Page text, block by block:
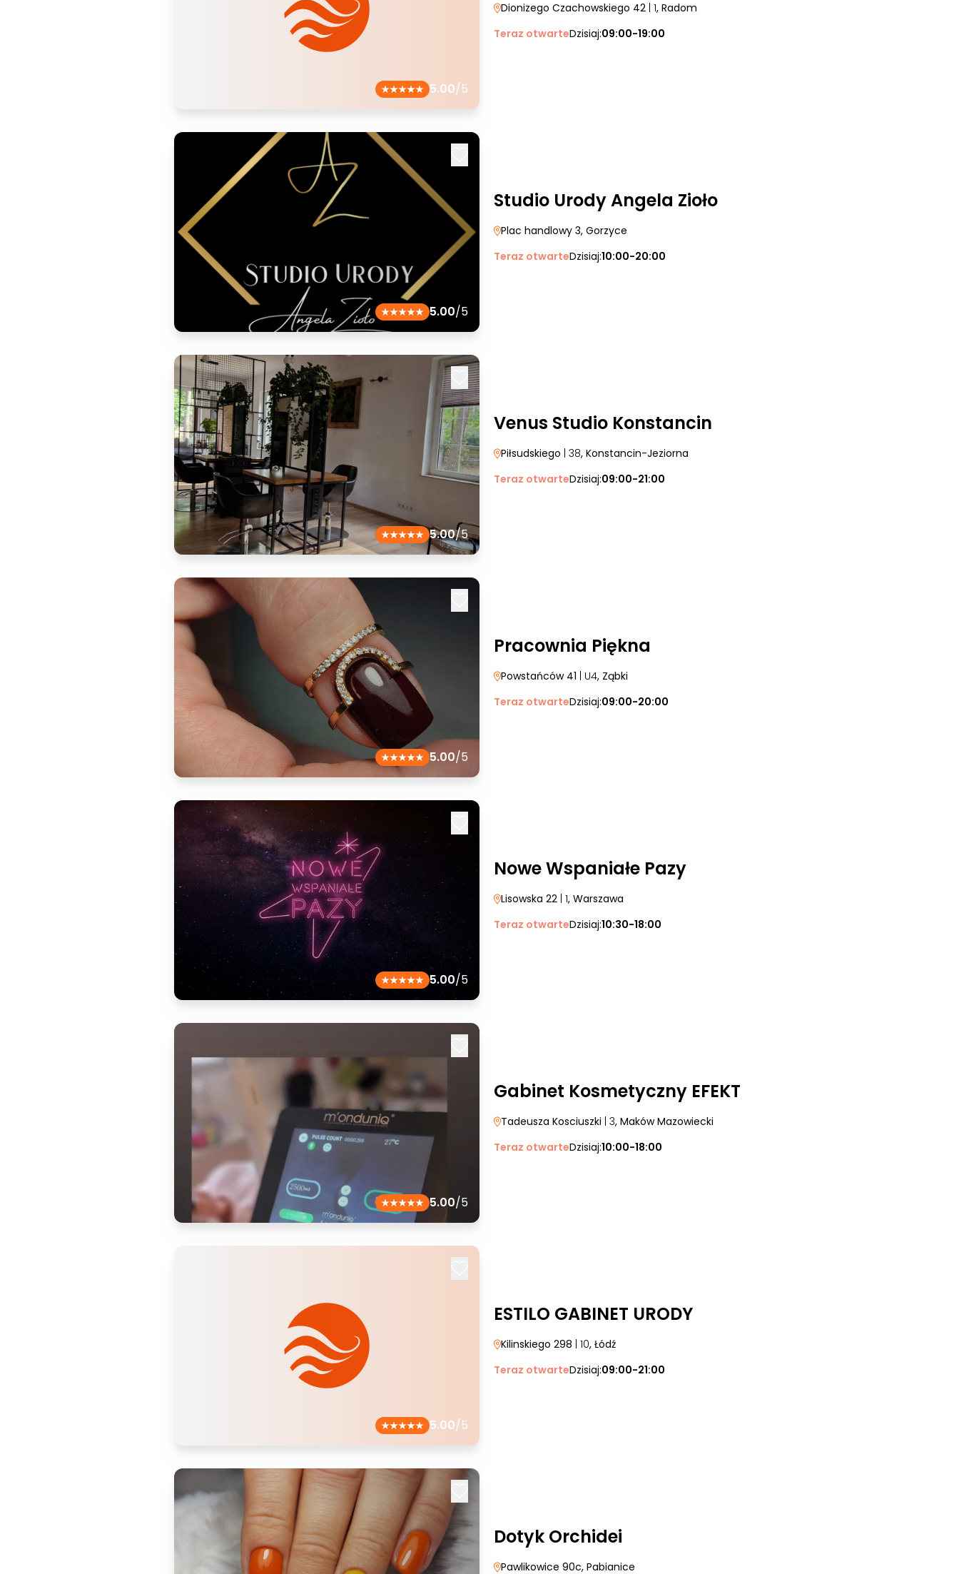
5.00/5
Dionizego Czachowskiego 42 | 1, Radom
Teraz otwarteDzisiaj:09:00-19:00
5.00/5
Studio Urody Angela Zioło
Plac handlowy 3, Gorzyce
Teraz otwarteDzisiaj:10:00-20:00
5.00/5
Venus Studio Konstancin
Piłsudskiego | 38, Konstancin-Jeziorna
Teraz otwarteDzisiaj:09:00-21:00
5.00/5
Pracownia Piękna
Powstańców 41 | U4, Ząbki
Teraz otwarteDzisiaj:09:00-20:00
5.00/5
Nowe Wspaniałe Pazy
Lisowska 22 | 1, Warszawa
Teraz otwarteDzisiaj:10:30-18:00
5.00/5
Gabinet Kosmetyczny EFEKT
Tadeusza Kosciuszki | 3, Maków Mazowiecki
Teraz otwarteDzisiaj:10:00-18:00
5.00/5
ESTILO GABINET URODY
Kilinskiego 298 | 10, Łódź
Teraz otwarteDzisiaj:09:00-21:00
Dotyk Orchidei
Pawlikowice 90c, Pabianice